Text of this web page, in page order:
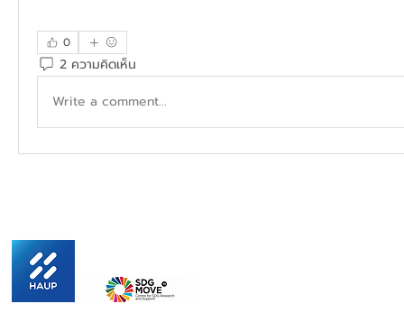
0
2 ความคิดเห็น
Write a comment...